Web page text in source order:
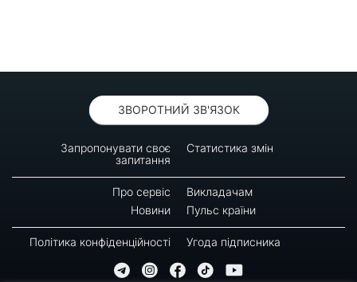
ЗВОРОТНИЙ ЗВ'ЯЗОК
Запропонувати своє
запитання
Статистика змін
Про сервіс
Викладачам
Новини
Пульс країни
Політика конфіденційності Угода підписника